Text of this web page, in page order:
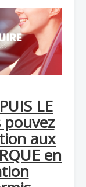
LE
aux
en